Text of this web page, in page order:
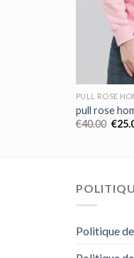
PULL ROSE
pull rose
€40.00 €
Politique